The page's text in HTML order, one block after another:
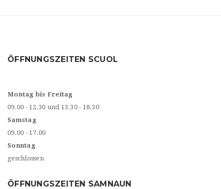
ÖFFNUNGSZEITEN SCUOL
Montag bis Freitag
09.00 - 12.30 und 13.30 - 18.30
Samstag
09.00 - 17.00
Sonntag
geschlossen
ÖFFNUNGSZEITEN SAMNAUN